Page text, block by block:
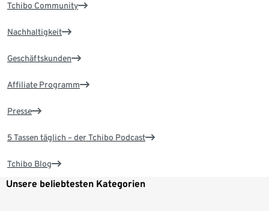
Tchibo Community
Nachhaltigkeit
Geschäftskunden
Affiliate Programm
Presse
5 Tassen täglich – der Tchibo Podcast
Tchibo Blog
Unsere beliebtesten Kategorien